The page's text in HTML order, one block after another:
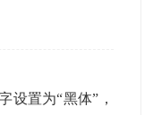
设置为“黑体”，